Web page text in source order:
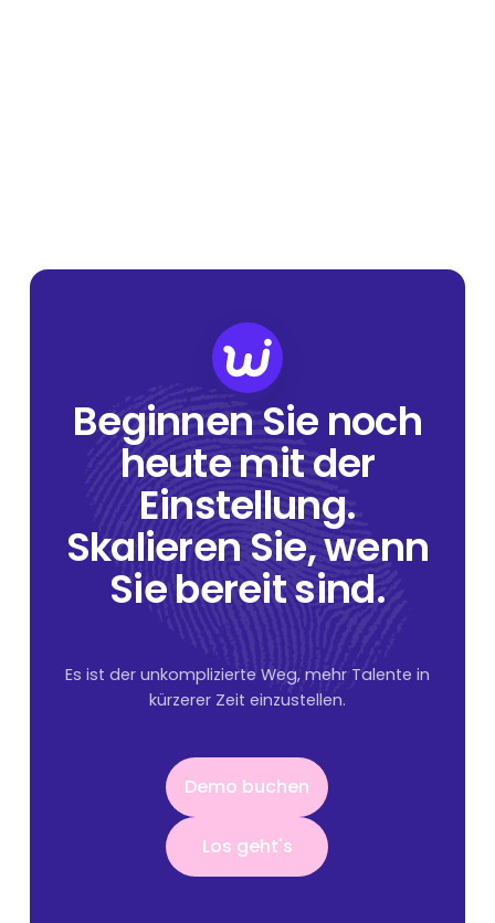
Beginnen Sie noch
heute mit der
Einstellung.
Skalieren Sie, wenn
Sie bereit sind.
Es ist der unkomplizierte Weg, mehr Talente in
kürzerer Zeit einzustellen.
Demo buchen
Demo buchen
Los geht's
Los geht's